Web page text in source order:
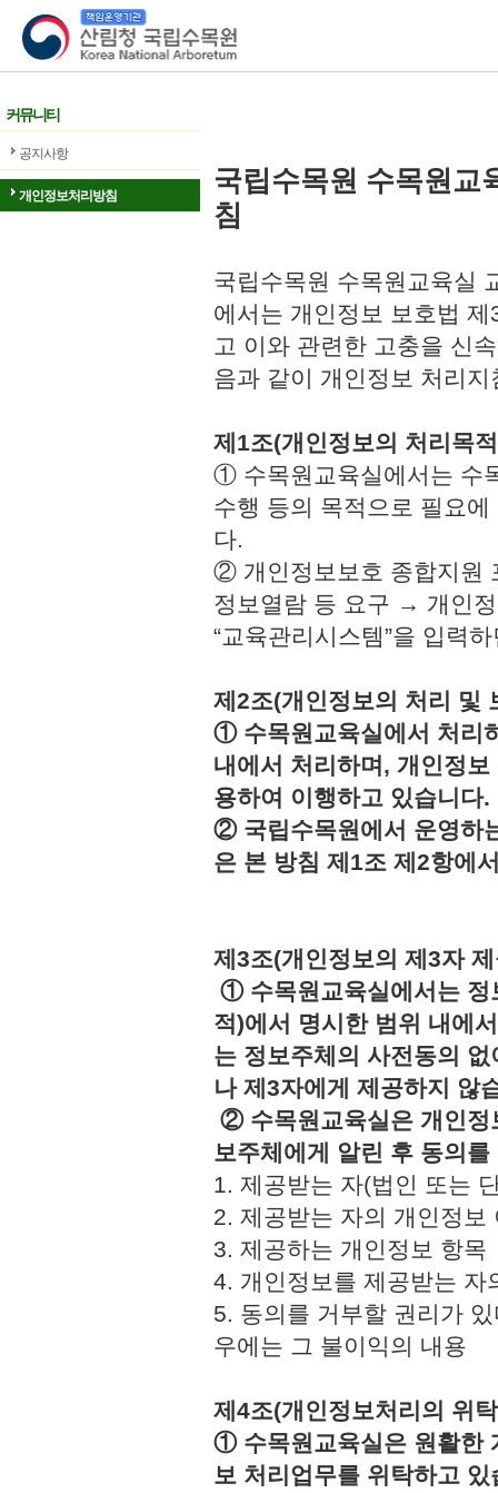
산림청 국립수목원
커뮤니티
공지사항
개인정보처리방침
국립수목원 수목원교
침
국립수목원 수목원교육실
에서는 개인정보 보호법
고 이와 관련한 고충을 신
음과 같이 개인정보 처리
제1조(개인정보의 처리목
① 수목원교육실에서는 수
수행 등의 목적으로 필요
다.
② 개인정보보호 종합지원
정보열람 등 요구 → 개인
“교육관리시스템”을 입력
제2조(개인정보의 처리 및
① 수목원교육실에서 처리
내에서 처리하며, 개인정
용하여 이행하고 있습니다.
② 국립수목원에서 운영하
은 본 방침 제1조 제2항에
제3조(개인정보의 제3자
① 수목원교육실에서는 정
적)에서 명시한 범위 내에
는 정보주체의 사전동의
나 제3자에게 제공하지 않
② 수목원교육실은 개인정
보주체에게 알린 후 동의
1. 제공받는 자(법인 또
2. 제공받는 자의 개인정
3. 제공하는 개인정보
4. 개인정보를 제공받는
5. 동의를 거부할 권리가
우에는 그 불이익의 내용
제4조(개인정보처리의 위
① 수목원교육실은 원활한
보 처리업무를 위탁하고